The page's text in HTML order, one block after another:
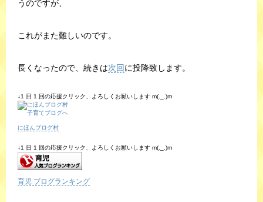
うのですが、
これがまた難しいのです。
長くなったので、続きは次回に投降致します。
↓1 日 1 回の応援クリック、よろしくお願いします m(._.)m
にほんブログ村
↓1 日 1 回の応援クリック、よろしくお願いします m(._.)m
育児 ブログランキング